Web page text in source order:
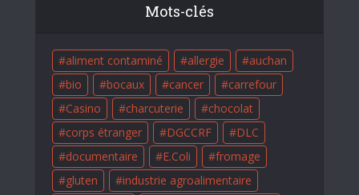
Mots-clés
aliment contaminé allergie
auchan
bio
bocaux cancer
carrefour
Casino
charcuterie
chocolat
corps étranger
DGCCRF
DLC
documentaire
E.Coli
fromage
gluten
industrie agroalimentaire